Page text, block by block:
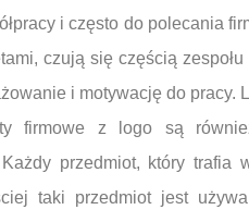
i często do polecania
czują się częścią
i motywację do pracy.
firmowe z logo są
przedmiot, który
taki przedmiot jest